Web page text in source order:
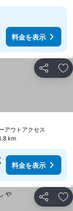
料金を表示
シェア お
アウトアクセス
km
料金を表示
シェア お